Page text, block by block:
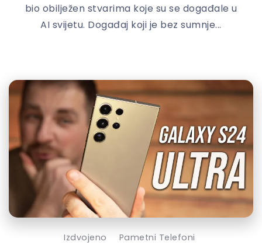
bio obilježen stvarima koje su se događale u
AI svijetu. Događaj koji je bez sumnje...
Izdvojeno Pametni Telefoni